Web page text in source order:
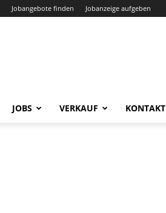
Jobangebote finden Jobanzeige aufgeben
JOBS VERKAUF KONTAKT